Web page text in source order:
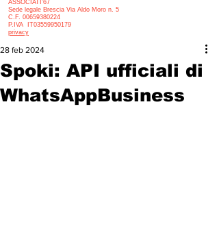
ASSOCIATI’67
Sede legale Brescia Via Aldo Moro n. 5
C.F. 00659380224
P.IVA IT03559950179
privacy
Spoki: API ufficiali di
WhatsAppBusiness
28 feb 2024